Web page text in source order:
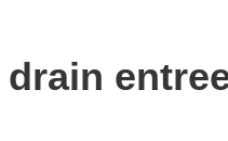
drain